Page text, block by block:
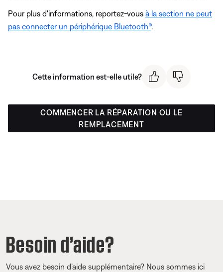
Pour plus d'informations, reportez-vous à la section ne peut
pas connecter un périphérique Bluetooth®.
Cette information est-elle utile?
COMMENCER LA RÉPARATION OU LE
REMPLACEMENT
Besoin d’aide?
Vous avez besoin d’aide supplémentaire? Nous sommes ici